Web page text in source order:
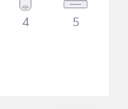
4 5